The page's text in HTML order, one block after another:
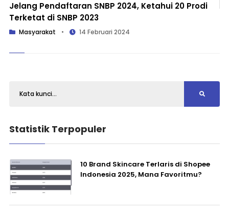
Jelang Pendaftaran SNBP 2024, Ketahui 20 Prodi
Terketat di SNBP 2023
Masyarakat • 14 Februari 2024
Statistik Terpopuler
10 Brand Skincare Terlaris di Shopee
Indonesia 2025, Mana Favoritmu?